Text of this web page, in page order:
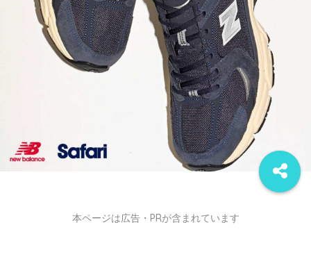
本ページは広告・PRが含まれています